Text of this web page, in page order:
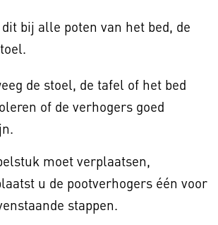
bij alle poten van het bed, de
de stoel, de tafel of het bed
of de verhogers goed
moet verplaatsen,
u de pootverhogers één voor
stappen.